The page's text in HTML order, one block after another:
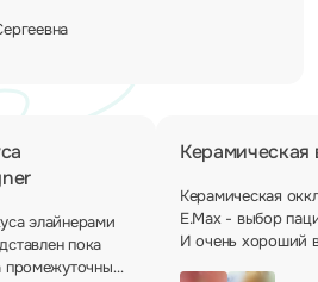
элайнерами
пока
промежуточный
Керамическая
Керамическая
E.Max - выбор
И очень хороший